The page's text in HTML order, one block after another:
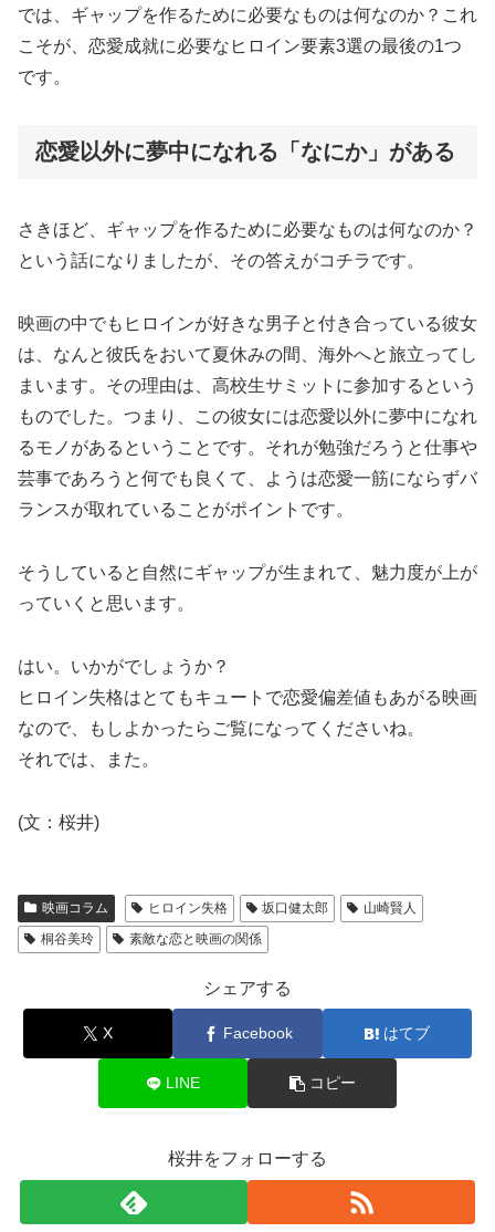
では、ギャップを作るために必要なものは何なのか？これ
こそが、恋愛成就に必要なヒロイン要素3選の最後の1つ
です。
恋愛以外に夢中になれる「なにか」がある
さきほど、ギャップを作るために必要なものは何なのか？
という話になりましたが、その答えがコチラです。
映画の中でもヒロインが好きな男子と付き合っている彼女
は、なんと彼氏をおいて夏休みの間、海外へと旅立ってし
まいます。その理由は、高校生サミットに参加するという
ものでした。つまり、この彼女には恋愛以外に夢中になれ
るモノがあるということです。それが勉強だろうと仕事や
芸事であろうと何でも良くて、ようは恋愛一筋にならずバ
ランスが取れていることがポイントです。
そうしていると自然にギャップが生まれて、魅力度が上が
っていくと思います。
はい。いかがでしょうか？
ヒロイン失格はとてもキュートで恋愛偏差値もあがる映画
なので、もしよかったらご覧になってくださいね。
それでは、また。
(文：桜井)
映画コラム ヒロイン失格 坂口健太郎
山崎賢人
桐谷美玲
素敵な恋と映画の関係
シェアする
X Facebook はてブ
LINE コピー
桜井をフォローする